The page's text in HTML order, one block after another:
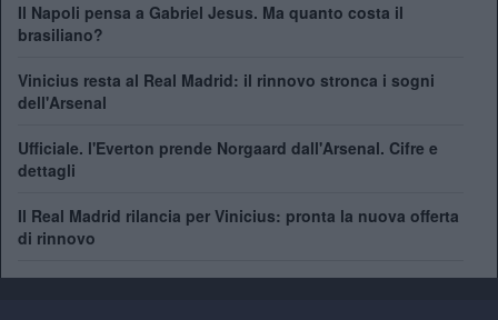
Il Napoli pensa a Gabriel Jesus. Ma quanto costa il
brasiliano?
Vinicius resta al Real Madrid: il rinnovo stronca i sogni
dell'Arsenal
Ufficiale. l'Everton prende Norgaard dall'Arsenal. Cifre e
dettagli
Il Real Madrid rilancia per Vinicius: pronta la nuova offerta
di rinnovo